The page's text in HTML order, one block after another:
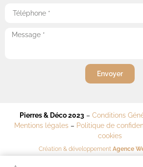
Envoyer
Pierres & Déco 2023– Conditions
Mentions légales– Politique de
cookies
Création & développement Agence